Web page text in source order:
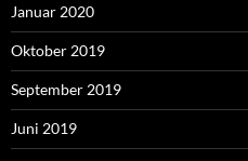
Januar 2020
Oktober 2019
September 2019
Juni 2019